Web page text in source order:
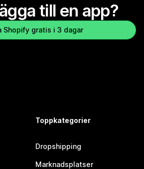
till en app?
Shopify gratis i 3 dagar
Toppkategorier
Dropshipping
Marknadsplatser